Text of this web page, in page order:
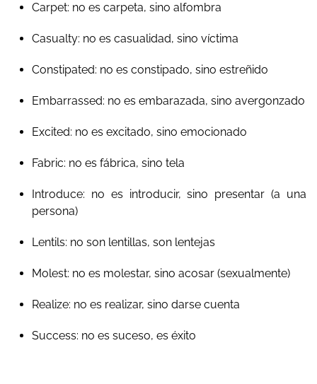
Carpet: no es carpeta, sino alfombra
Casualty: no es casualidad, sino víctima
Constipated: no es constipado, sino estreñido
Embarrassed: no es embarazada, sino avergonzado
Excited: no es excitado, sino emocionado
Fabric: no es fábrica, sino tela
Introduce: no es introducir, sino presentar (a una
persona)
Lentils: no son lentillas, son lentejas
Molest: no es molestar, sino acosar (sexualmente)
Realize: no es realizar, sino darse cuenta
Success: no es suceso, es éxito